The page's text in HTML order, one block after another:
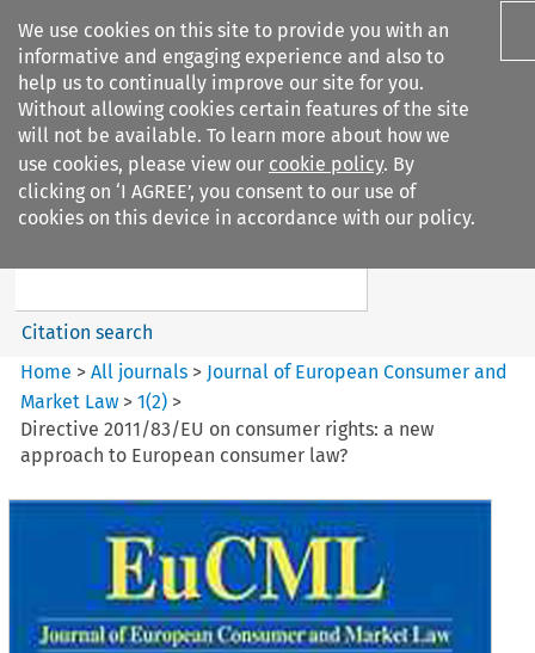
We use cookies on this site to provide you with an
informative and engaging experience and also to
help us to continually improve our site for you.
Without allowing cookies certain features of the site
will not be available. To learn more about how we
use cookies, please view our cookie policy. By
clicking on ‘I AGREE’, you consent to our use of
cookies on this device in accordance with our policy.
Search filters
Journal of European Consumer
Search content
Citation search
Home >All journals > Journal of European Consumer and
Market Law >1(2) >
Directive 2011/83/EU on consumer rights: a new
approach to European consumer law?